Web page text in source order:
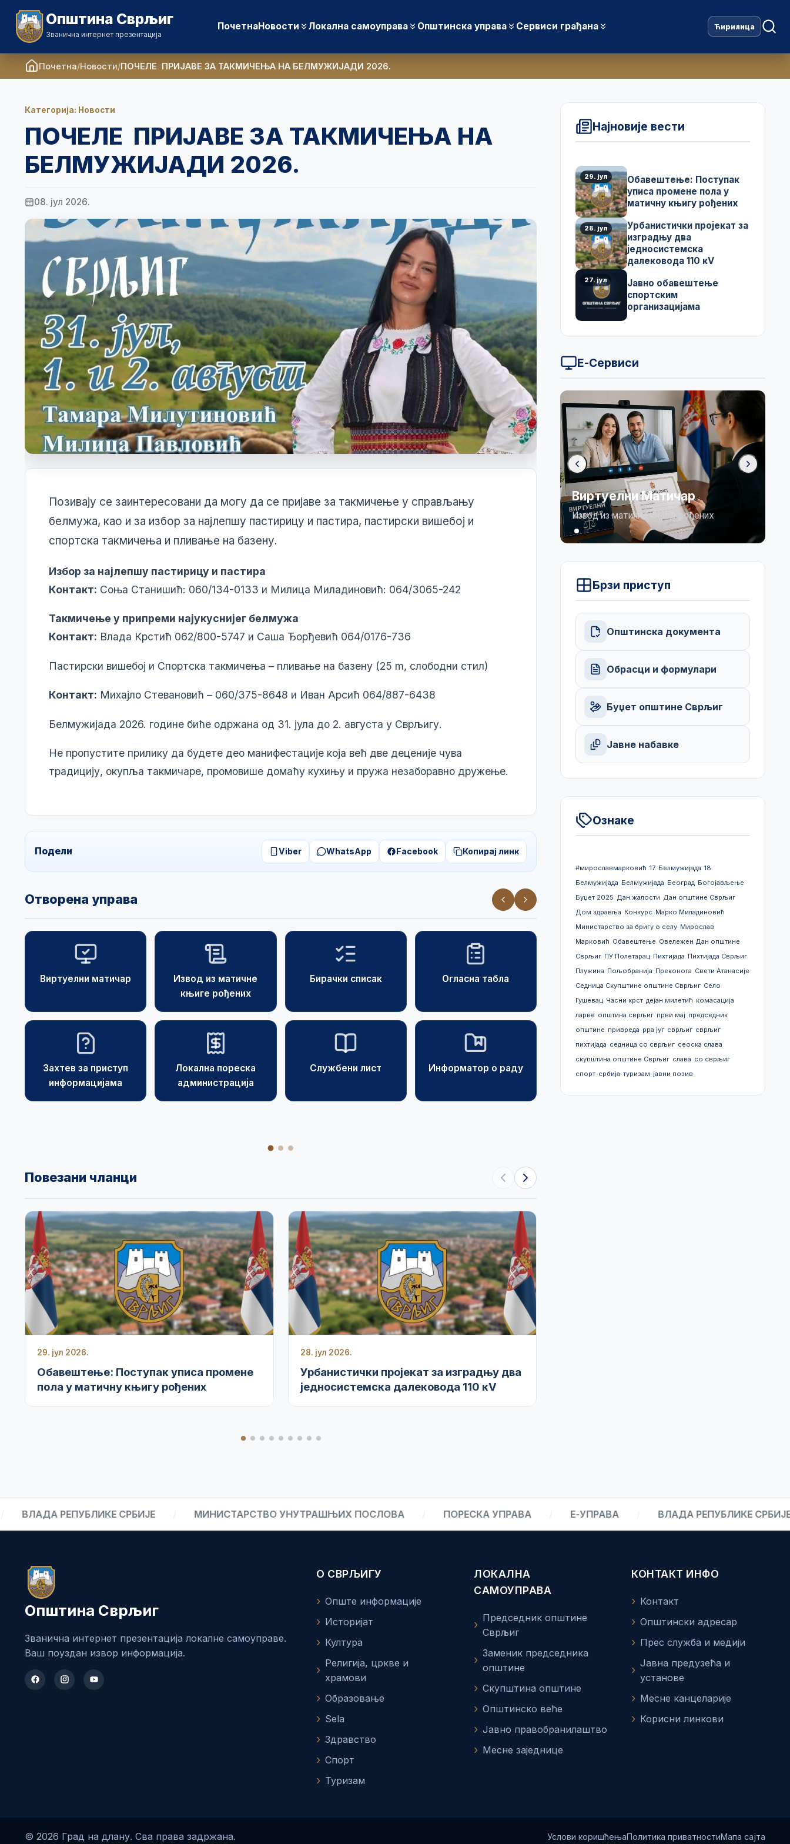
Општина Сврљиг
Званична интернет презентација
ПочетнаНовости Локална самоуправа Општинска управа Сервиси грађана Ћирилица
Почетна Новости ПОЧЕЛЕ ПРИЈАВЕ ЗА ТАКМИЧЕЊА НА БЕЛМУЖИЈАДИ 2026.
Категорија: Новости
ПОЧЕЛЕ ПРИЈАВЕ ЗА ТАКМИЧЕЊА НА
БЕЛМУЖИЈАДИ 2026.
08. јул 2026.
Позивају се заинтересовани да могу да се пријаве за такмичење у справљању
белмужа, као и за избор за најлепшу пастирицу и пастира, пастирски вишебој и
спортска такмичења и пливање на базену.
Избор за најлепшу пастирицу и пастира
Контакт: Соња Станишић: 060/134-0133 и Милица Миладиновић: 064/3065-242
Такмичење у припреми најукуснијег белмужа
Контакт: Влада Крстић 062/800-5747 и Саша Ђорђевић 064/0176-736
Пастирски вишебој и Спортска такмичења – пливање на базену (25 m, слободни стил)
Контакт: Михајло Стевановић – 060/375-8648 и Иван Арсић 064/887-6438
Белмужијада 2026. године биће одржана од 31. јула до 2. августа у Сврљигу.
Не пропустите прилику да будете део манифестације која већ две деценије чува
традицију, окупља такмичаре, промовише домаћу кухињу и пружа незаборавно дружење.
Подели Viber WhatsApp Facebook Копирај линк
Отворена управа
Виртуелни матичар
Извод из матичне
књиге рођених
Бирачки списак Огласна табла
Захтев за приступ
информацијама
Локална пореска
администрација
Службени лист Информатор о раду
општине Сврљиг
регулације
Повезани чланци
29. јул 2026.
Обавештење: Поступак уписа промене
пола у матичну књигу рођених
28. јул 2026.
Урбанистички пројекат за изградњу два
једносистемска далековода 110 кV
Најновије вести
29. јул
Обавештење: Поступак
уписа промене пола у
матичну књигу рођених
28. јул
Урбанистички пројекат за
изградњу два
једносистемска
далековода 110 кV
27. јул
Јавно обавештење
спортским
организацијама
Е-Сервиси
Бирачки списак
Огласна табла
Виртуелни Матичар
Извод из матичне књиге рођених
Бирачки списак
Огласна табла
Брзи приступ
Општинска документа
Обрасци и формулари
Буџет општине Сврљиг
Јавне набавке
Ознаке
#мирославмарковић 17. Белмужијада 18.
Белмужијада Белмужијада Београд Богојављење
Буџет 2025 Дан жалости Дан општине Сврљиг
Дом здравља Конкурс Марко Миладиновић
Министарство за бригу о селу Мирослав
Марковић Обавештење Овележен Дан општине
Сврљиг ПУ Полетарац Пихтијада Пихтијада Сврљиг
Плужина Пољобранија Преконога Свети Атанасије
Седница Скупштине општине Сврљиг Село
Гушевац Часни крст дејан милетић комасација
ларве општина сврљиг први мај председник
општине привреда рра југ сврљиг сврљиг
пихтијада седница со сврљиг сеоска слава
скупштина општине Сврљиг слава со сврљиг
спорт србија туризам јавни позив
РЕПУБЛИКЕ СРБИЈЕ / МИНИСТАРСТВО УНУТРАШЊИХ ПОСЛОВА / ПОРЕСКА УПРАВА / Е-УПРАВА / ВЛАДА РЕПУБЛИКЕ СРБИЈЕ /
Општина Сврљиг
Званична интернет презентација локалне самоуправе.
Ваш поуздан извор информација.
О СВРЉИГУ
Опште информације
Историјат
Култура
Религија, цркве и
храмови
Образовање
Sela
Здравство
Спорт
Туризам
ЛОКАЛНА
САМОУПРАВА
Председник општине
Сврљиг
Заменик председника
општине
Скупштина општине
Општинско веће
Јавно правобранилаштво
Месне заједнице
КОНТАКТ ИНФО
Контакт
Општински адресар
Прес служба и медији
Јавна предузећа и
установе
Месне канцеларије
Корисни линкови
© 2026 Град на длану. Сва права задржана. Услови коришћењаПолитика приватностиМапа сајта